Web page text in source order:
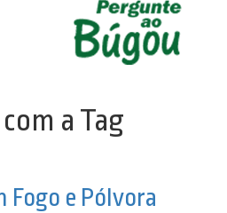
a Tag
e Pólvora